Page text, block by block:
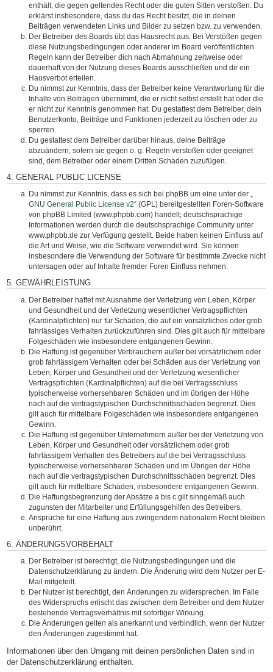
enthält, die gegen geltendes Recht oder die guten Sitten verstoßen. Du
erklärst insbesondere, dass du das Recht besitzt, die in deinen
Beiträgen verwendeten Links und Bilder zu setzen bzw. zu verwenden.
Der Betreiber des Boards übt das Hausrecht aus. Bei Verstößen gegen
diese Nutzungsbedingungen oder anderer im Board veröffentlichten
Regeln kann der Betreiber dich nach Abmahnung zeitweise oder
dauerhaft von der Nutzung dieses Boards ausschließen und dir ein
Hausverbot erteilen.
Du nimmst zur Kenntnis, dass der Betreiber keine Verantwortung für die
Inhalte von Beiträgen übernimmt, die er nicht selbst erstellt hat oder die
er nicht zur Kenntnis genommen hat. Du gestattest dem Betreiber, dein
Benutzerkonto, Beiträge und Funktionen jederzeit zu löschen oder zu
sperren.
Du gestattest dem Betreiber darüber hinaus, deine Beiträge
abzuändern, sofern sie gegen o. g. Regeln verstoßen oder geeignet
sind, dem Betreiber oder einem Dritten Schaden zuzufügen.
4. GENERAL PUBLIC LICENSE
Du nimmst zur Kenntnis, dass es sich bei phpBB um eine unter der „
GNU General Public License v2“ (GPL) bereitgestellten Foren-Software
von phpBB Limited (www.phpbb.com) handelt; deutschsprachige
Informationen werden durch die deutschsprachige Community unter
www.phpbb.de zur Verfügung gestellt. Beide haben keinen Einfluss auf
die Art und Weise, wie die Software verwendet wird. Sie können
insbesondere die Verwendung der Software für bestimmte Zwecke nicht
untersagen oder auf Inhalte fremder Foren Einfluss nehmen.
5. GEWÄHRLEISTUNG
Der Betreiber haftet mit Ausnahme der Verletzung von Leben, Körper
und Gesundheit und der Verletzung wesentlicher Vertragspflichten
(Kardinalpflichten) nur für Schäden, die auf ein vorsätzliches oder grob
fahrlässiges Verhalten zurückzuführen sind. Dies gilt auch für mittelbare
Folgeschäden wie insbesondere entgangenen Gewinn.
Die Haftung ist gegenüber Verbrauchern außer bei vorsätzlichem oder
grob fahrlässigem Verhalten oder bei Schäden aus der Verletzung von
Leben, Körper und Gesundheit und der Verletzung wesentlicher
Vertragspflichten (Kardinalpflichten) auf die bei Vertragsschluss
typischerweise vorhersehbaren Schäden und im übrigen der Höhe
nach auf die vertragstypischen Durchschnittsschäden begrenzt. Dies
gilt auch für mittelbare Folgeschäden wie insbesondere entgangenen
Gewinn.
Die Haftung ist gegenüber Unternehmern außer bei der Verletzung von
Leben, Körper und Gesundheit oder vorsätzlichem oder grob
fahrlässigem Verhalten des Betreibers auf die bei Vertragsschluss
typischerweise vorhersehbaren Schäden und im Übrigen der Höhe
nach auf die vertragstypischen Durchschnittsschäden begrenzt. Dies
gilt auch für mittelbare Schäden, insbesondere entgangenen Gewinn.
Die Haftungsbegrenzung der Absätze a bis c gilt sinngemäß auch
zugunsten der Mitarbeiter und Erfüllungsgehilfen des Betreibers.
Ansprüche für eine Haftung aus zwingendem nationalem Recht bleiben
unberührt.
6. ÄNDERUNGSVORBEHALT
Der Betreiber ist berechtigt, die Nutzungsbedingungen und die
Datenschutzerklärung zu ändern. Die Änderung wird dem Nutzer per E-
Mail mitgeteilt.
Der Nutzer ist berechtigt, den Änderungen zu widersprechen. Im Falle
des Widerspruchs erlischt das zwischen dem Betreiber und dem Nutzer
bestehende Vertragsverhältnis mit sofortiger Wirkung.
Die Änderungen gelten als anerkannt und verbindlich, wenn der Nutzer
den Änderungen zugestimmt hat.
Informationen über den Umgang mit deinen persönlichen Daten sind in
der Datenschutzerklärung enthalten.